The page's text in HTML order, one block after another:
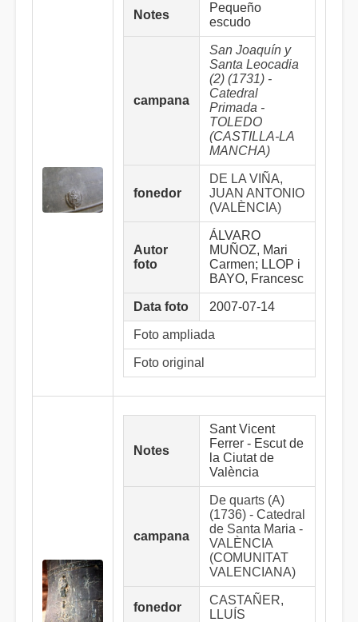
Notes
Pequeño
escudo
campana
San Joaquín y
Santa Leocadia
(2) (1731) -
Catedral
Primada -
TOLEDO
(CASTILLA-LA
MANCHA)
fonedor
DE LA VIÑA,
JUAN ANTONIO
(VALÈNCIA)
Autor
foto
ÁLVARO
MUÑOZ, Mari
Carmen; LLOP i
BAYO, Francesc
Data foto 2007-07-14
Foto ampliada
Foto original
Notes
Sant Vicent
Ferrer - Escut de
la Ciutat de
València
campana
De quarts (A)
(1736) - Catedral
de Santa Maria -
VALÈNCIA
(COMUNITAT
VALENCIANA)
fonedor
CASTAÑER,
LLUÍS